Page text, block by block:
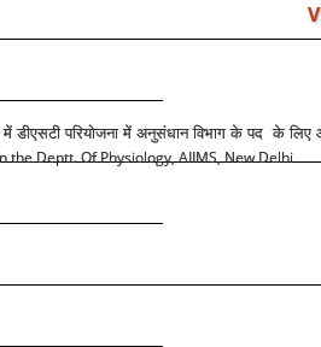
में डीएसटी परियोजना में अनुसंधान विभाग के पद के
the Deptt. Of Physiology, AIIMS, New Delhi